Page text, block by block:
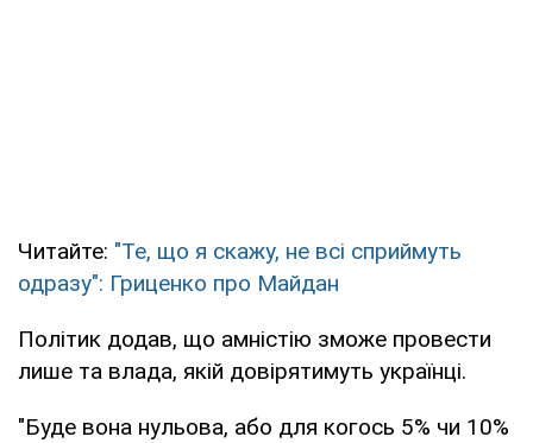
Читайте: "Те, що я скажу, не всі сприймуть
одразу": Гриценко про Майдан
Політик додав, що амністію зможе провести
лише та влада, якій довірятимуть українці.
"Буде вона нульова, або для когось 5% чи 10%